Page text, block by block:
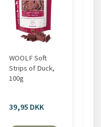
WOOLF Soft
Strips of Duck,
100g
39,95 DKK